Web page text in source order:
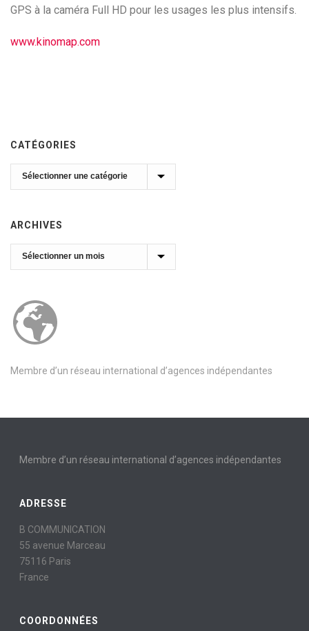
GPS à la caméra Full HD pour les usages les plus intensifs.
www.kinomap.com
CATÉGORIES
Catégories
ARCHIVES
Archives
Membre d’un réseau international d’agences indépendantes
Membre d’un réseau international d’agences indépendantes
ADRESSE
B COMMUNICATION
55 avenue Marceau
75116 Paris
France
COORDONNÉES